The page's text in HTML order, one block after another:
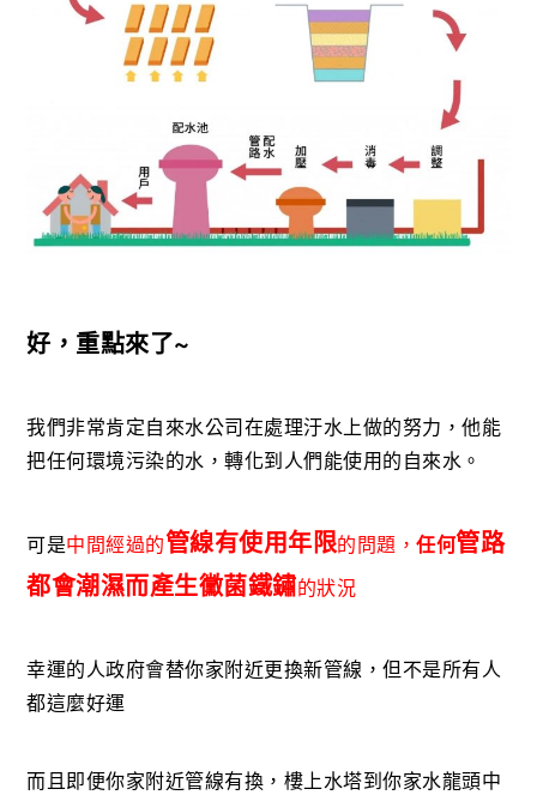
好，重點來了~
我們非常肯定自來水公司在處理汙水上做的努力，他能
把任何環境污染的水，轉化到人們能使用的自來水。
可是中間經過的管線有使用年限的問題，任何管路
都會潮濕而產生黴菌鐵鏽的狀況
幸運的人政府會替你家附近更換新管線，但不是所有人
都這麼好運
而且即便你家附近管線有換，樓上水塔到你家水龍頭中